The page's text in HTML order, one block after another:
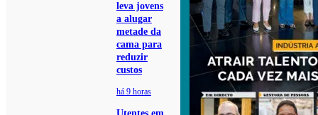
leva jovens
a alugar
metade da
cama para
reduzir
custos
há 9 horas